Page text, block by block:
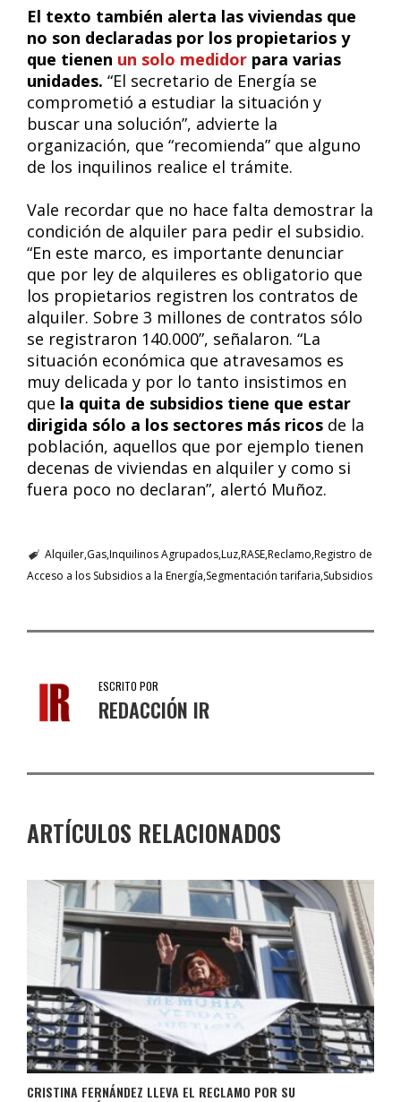
El texto también alerta las viviendas que
no son declaradas por los propietarios y
que tienen un solo medidor para varias
unidades. “El secretario de Energía se
comprometió a estudiar la situación y
buscar una solución”, advierte la
organización, que “recomienda” que alguno
de los inquilinos realice el trámite.
Vale recordar que no hace falta demostrar la
condición de alquiler para pedir el subsidio.
“En este marco, es importante denunciar
que por ley de alquileres es obligatorio que
los propietarios registren los contratos de
alquiler. Sobre 3 millones de contratos sólo
se registraron 140.000”, señalaron. “La
situación económica que atravesamos es
muy delicada y por lo tanto insistimos en
que la quita de subsidios tiene que estar
dirigida sólo a los sectores más ricos de la
población, aquellos que por ejemplo tienen
decenas de viviendas en alquiler y como si
fuera poco no declaran”, alertó Muñoz.
AlquilerGasInquilinos AgrupadosLuzRASEReclamo Registro de
Acceso a los Subsidios a la Energía Segmentación tarifaria Subsidios
ESCRITO POR
REDACCIÓN IR
ARTÍCULOS RELACIONADOS
CRISTINA FERNÁNDEZ LLEVA EL RECLAMO POR SU